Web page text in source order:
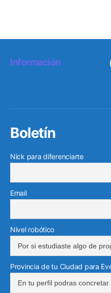
Información
Boletín
Nick para diferenciarte
Email
Nivel robótico
Provincia de tu Ciudad para